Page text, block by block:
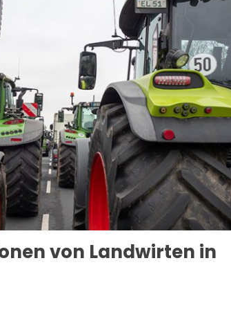
von Landwirten in